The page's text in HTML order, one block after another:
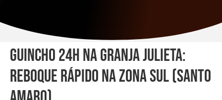
Guincho 24h na Granja Julieta:
Reboque Rápido na Zona Sul (Santo